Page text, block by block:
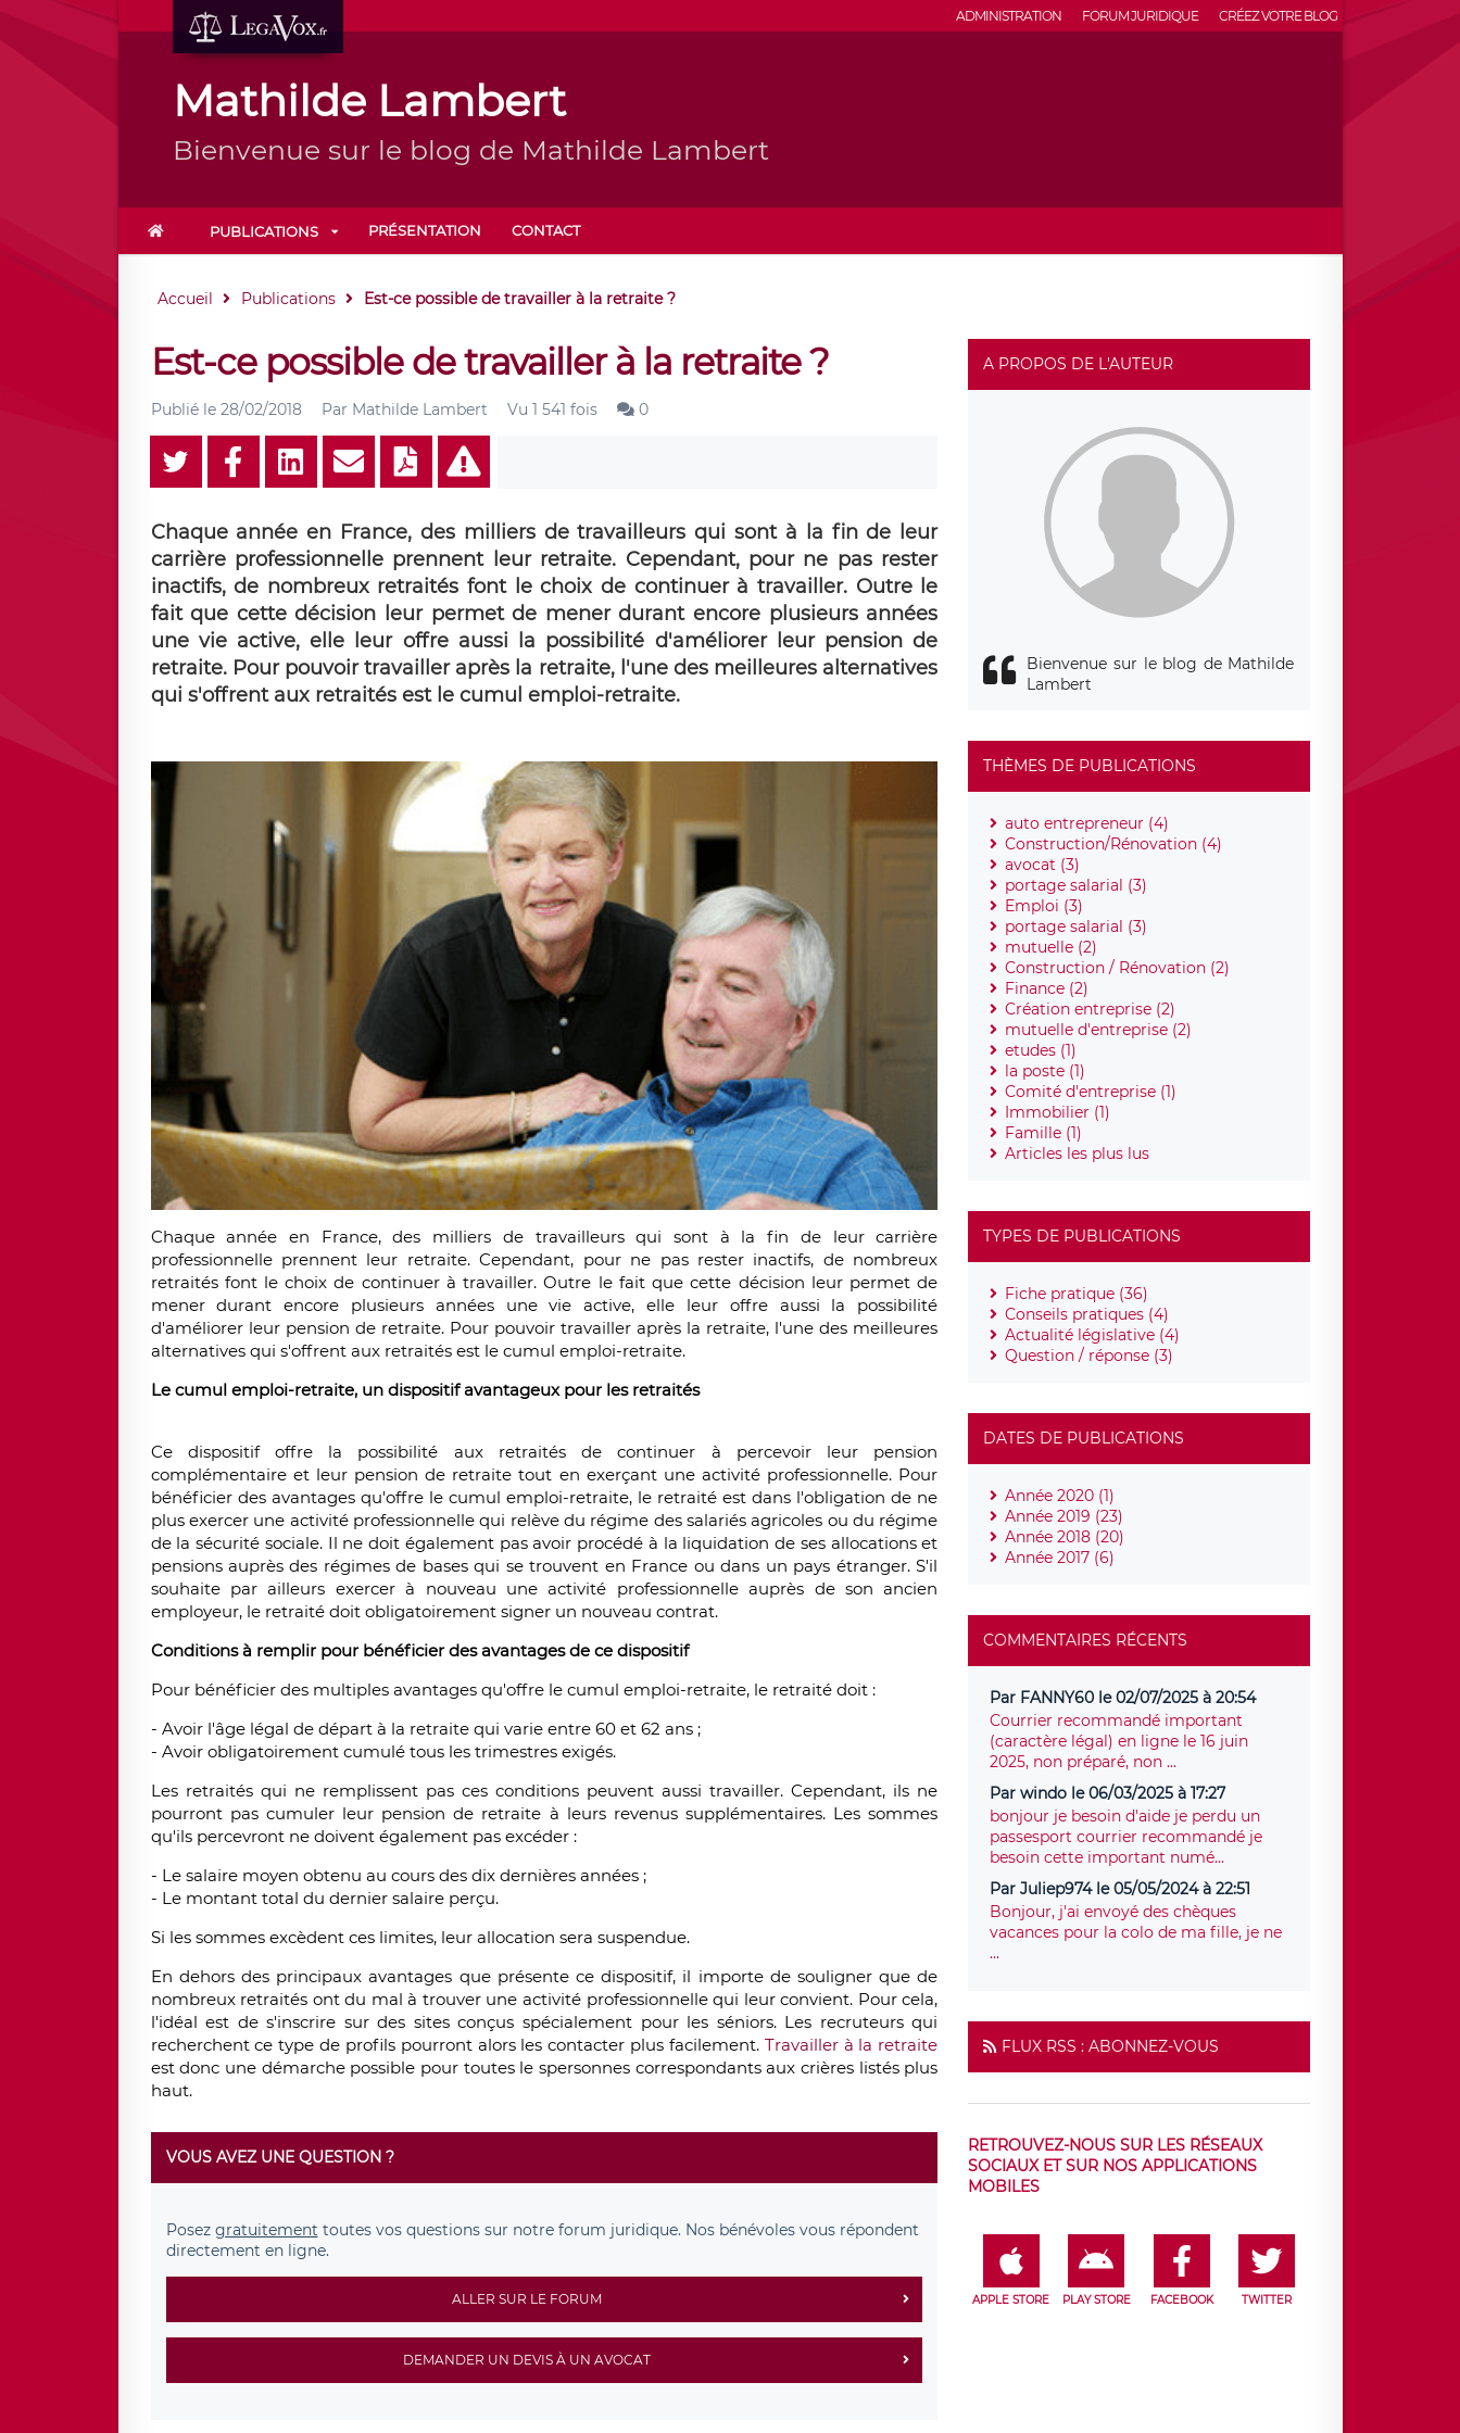
ADMINISTRATION FORUM JURIDIQUE CRÉEZ VOTRE BLOG
Mathilde Lambert
Bienvenue sur le blog de Mathilde Lambert
PUBLICATIONS PRÉSENTATION CONTACT
Accueil Publications Est-ce possible de travailler à la retraite ?
Est-ce possible de travailler à la retraite ?
Publié le 28/02/2018 Par Mathilde Lambert Vu 1 541 fois 0
Chaque année en France, des milliers de travailleurs qui sont à la fin de leur
carrière professionnelle prennent leur retraite. Cependant, pour ne pas rester
inactifs, de nombreux retraités font le choix de continuer à travailler. Outre le
fait que cette décision leur permet de mener durant encore plusieurs années
une vie active, elle leur offre aussi la possibilité d'améliorer leur pension de
retraite. Pour pouvoir travailler après la retraite, l'une des meilleures alternatives
qui s'offrent aux retraités est le cumul emploi-retraite.
Chaque année en France, des milliers de travailleurs qui sont à la fin de leur carrière
professionnelle prennent leur retraite. Cependant, pour ne pas rester inactifs, de nombreux
retraités font le choix de continuer à travailler. Outre le fait que cette décision leur permet de
mener durant encore plusieurs années une vie active, elle leur offre aussi la possibilité
d'améliorer leur pension de retraite. Pour pouvoir travailler après la retraite, l'une des meilleures
alternatives qui s'offrent aux retraités est le cumul emploi-retraite.
Le cumul emploi-retraite, un dispositif avantageux pour les retraités
Ce dispositif offre la possibilité aux retraités de continuer à percevoir leur pension
complémentaire et leur pension de retraite tout en exerçant une activité professionnelle. Pour
bénéficier des avantages qu'offre le cumul emploi-retraite, le retraité est dans l'obligation de ne
plus exercer une activité professionnelle qui relève du régime des salariés agricoles ou du régime
de la sécurité sociale. Il ne doit également pas avoir procédé à la liquidation de ses allocations et
pensions auprès des régimes de bases qui se trouvent en France ou dans un pays étranger. S'il
souhaite par ailleurs exercer à nouveau une activité professionnelle auprès de son ancien
employeur, le retraité doit obligatoirement signer un nouveau contrat.
Conditions à remplir pour bénéficier des avantages de ce dispositif
Pour bénéficier des multiples avantages qu'offre le cumul emploi-retraite, le retraité doit :
- Avoir l'âge légal de départ à la retraite qui varie entre 60 et 62 ans ;
- Avoir obligatoirement cumulé tous les trimestres exigés.
Les retraités qui ne remplissent pas ces conditions peuvent aussi travailler. Cependant, ils ne
pourront pas cumuler leur pension de retraite à leurs revenus supplémentaires. Les sommes
qu'ils percevront ne doivent également pas excéder :
- Le salaire moyen obtenu au cours des dix dernières années ;
- Le montant total du dernier salaire perçu.
Si les sommes excèdent ces limites, leur allocation sera suspendue.
En dehors des principaux avantages que présente ce dispositif, il importe de souligner que de
nombreux retraités ont du mal à trouver une activité professionnelle qui leur convient. Pour cela,
l'idéal est de s'inscrire sur des sites conçus spécialement pour les séniors. Les recruteurs qui
recherchent ce type de profils pourront alors les contacter plus facilement. Travailler à la retraite
est donc une démarche possible pour toutes le spersonnes correspondants aux crières listés plus
haut.
VOUS AVEZ UNE QUESTION ?
Posez gratuitement toutes vos questions sur notre forum juridique. Nos bénévoles vous répondent
directement en ligne.
ALLER SUR LE FORUM
DEMANDER UN DEVIS À UN AVOCAT
A PROPOS DE L'AUTEUR
Bienvenue sur le blog de Mathilde
Lambert
THÈMES DE PUBLICATIONS
auto entrepreneur (4)
Construction/Rénovation (4)
avocat (3)
portage salarial (3)
Emploi (3)
portage salarial (3)
mutuelle (2)
Construction / Rénovation (2)
Finance (2)
Création entreprise (2)
mutuelle d'entreprise (2)
etudes (1)
la poste (1)
Comité d'entreprise (1)
Immobilier (1)
Famille (1)
Articles les plus lus
TYPES DE PUBLICATIONS
Fiche pratique (36)
Conseils pratiques (4)
Actualité législative (4)
Question / réponse (3)
DATES DE PUBLICATIONS
Année 2020 (1)
Année 2019 (23)
Année 2018 (20)
Année 2017 (6)
COMMENTAIRES RÉCENTS
Par FANNY60 le 02/07/2025 à 20:54
Courrier recommandé important
(caractère légal) en ligne le 16 juin
2025, non préparé, non ...
Par windo le 06/03/2025 à 17:27
bonjour je besoin d'aide je perdu un
passesport courrier recommandé je
besoin cette important numé...
Par Juliep974 le 05/05/2024 à 22:51
Bonjour, j'ai envoyé des chèques
vacances pour la colo de ma fille, je ne
...
FLUX RSS : ABONNEZ-VOUS
RETROUVEZ-NOUS SUR LES RÉSEAUX
SOCIAUX ET SUR NOS APPLICATIONS
MOBILES
APPLE STORE PLAY STORE FACEBOOK TWITTER